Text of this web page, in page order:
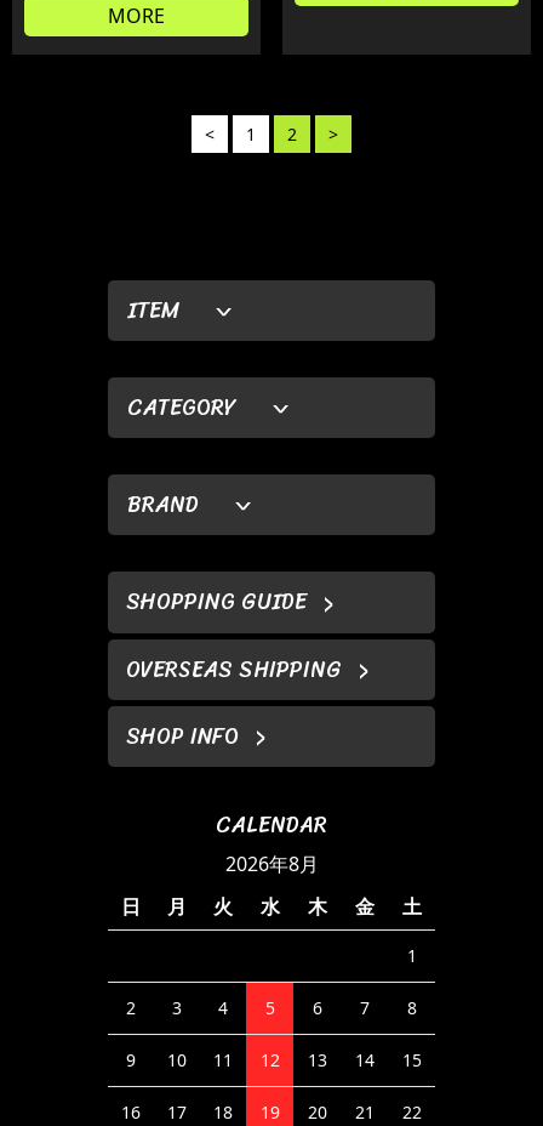
ITEM
CATEGORY
BRAND
SHOPPING GUIDE
OVERSEAS SHIPPING
SHOP INFO
CALENDAR
2026年8月
日
月 火 水 木 金 土
1
2 3 4 5 6 7 8
9 10 11 12 13 14 15
16 17 18 19 20 21 22
MORE
< 1 2 >